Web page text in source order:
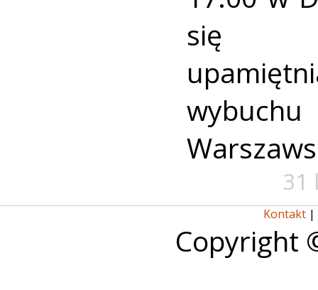
się
31
Kontakt |
Copyright